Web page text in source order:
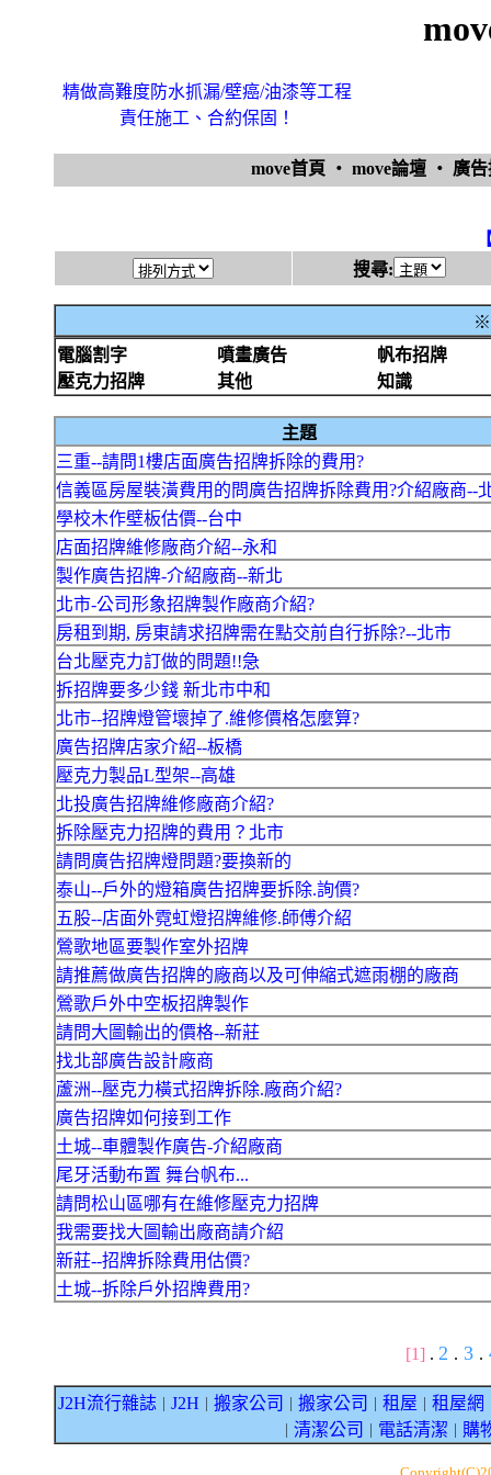
精做高難度防水抓漏/壁癌/油漆等工程
責任施工、合約保固！
move首頁 ‧ move論壇 ‧ 廣
搜尋:
※
電腦割字
噴畫廣告
帆布招牌
壓克力招牌
其他 知識
主題
三重--請問1樓店面廣告招牌拆除的費用?
信義區房屋裝潢費用的問廣告招牌拆除費用?介紹廠商--
學校木作壁板估價--台中
店面招牌維修廠商介紹--永和
製作廣告招牌-介紹廠商--新北
北市-公司形象招牌製作廠商介紹?
房租到期, 房東請求招牌需在點交前自行拆除?--北市
台北壓克力訂做的問題!!急
拆招牌要多少錢 新北市中和
北市--招牌燈管壞掉了.維修價格怎麼算?
廣告招牌店家介紹--板橋
壓克力製品L型架--高雄
北投廣告招牌維修廠商介紹?
拆除壓克力招牌的費用？北市
請問廣告招牌燈問題?要換新的
泰山--戶外的燈箱廣告招牌要拆除.詢價?
五股--店面外霓虹燈招牌維修.師傅介紹
鶯歌地區要製作室外招牌
請推薦做廣告招牌的廠商以及可伸縮式遮雨棚的廠商
鶯歌戶外中空板招牌製作
請問大圖輸出的價格--新莊
找北部廣告設計廠商
蘆洲--壓克力橫式招牌拆除.廠商介紹?
廣告招牌如何接到工作
土城--車體製作廣告-介紹廠商
尾牙活動布置 舞台帆布...
請問松山區哪有在維修壓克力招牌
我需要找大圖輸出廠商請介紹
新莊--招牌拆除費用估價?
土城--拆除戶外招牌費用?
[1] . 2 . 3 .
J2H流行雜誌 J2H 搬家公司 搬家公司 租屋 租屋網
清潔公司 電話清潔 購